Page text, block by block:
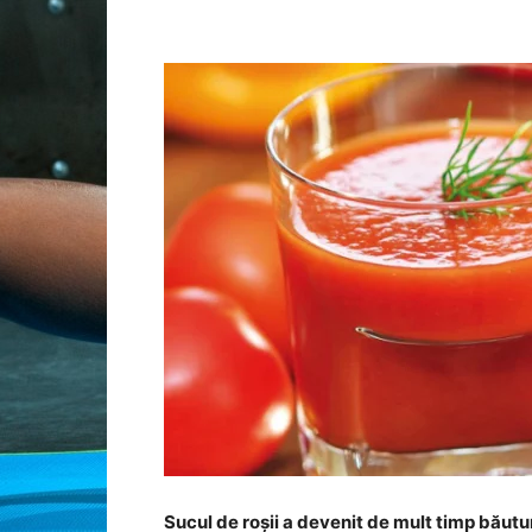
Sucul de roșii a devenit de mult timp